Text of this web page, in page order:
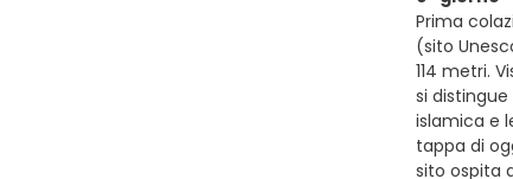
Prima
(sito
114 metri.
si
islamica e
tappa di
sito ospita